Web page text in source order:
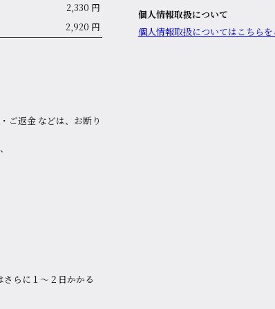
2,330 円
2,920 円
ご返金 などは、お断り
らに１～２日かかる
個人情報取扱について
個⼈情報取扱についてはこちらを